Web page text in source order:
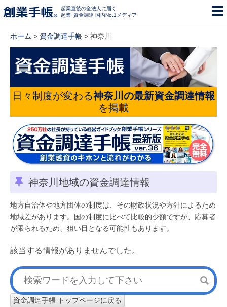
起業直後の全法人に届く
起業･資金調達 国内No.1メディア
ホーム > 資金調達手帳 > 神奈川
日々制度が変わる神奈川の最新資金調達情報
を掲載
神奈川地域の資金調達情報
地方自治体や地方団体の制度は、その財政状況や方針によるため
地域差があります。国の制度に比べて比較的少額ですが、応募者
が限られるため、狙い目となる可能性もあります。
該当する情報がありませんでした。
資金調達手帳 トップページに戻る